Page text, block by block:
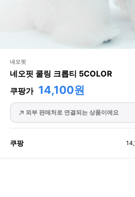
네오핏
네오핏 쿨링 크롭티 5COLOR
쿠팡가 14,100원
외부 판매처로 연결되는 상품이에요
쿠팡